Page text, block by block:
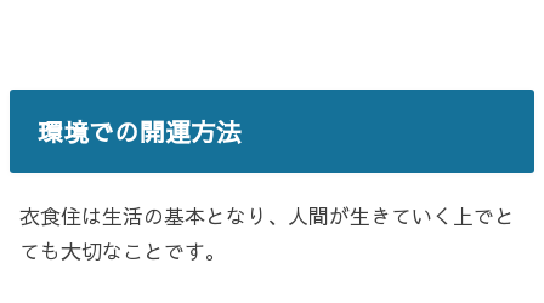
環境での開運方法
衣食住は生活の基本となり、人間が生きていく上でと
ても大切なことです。